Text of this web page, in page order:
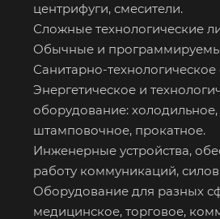
центрифуги, смесители.
Сложные технологические
Обычные и
Санитарно-
Энергетическое и
оборудование:
штамповочное, прокатное.
Инженерные устройства,
работу коммуникаций,
Оборудование для разных
медицинское, торговое,